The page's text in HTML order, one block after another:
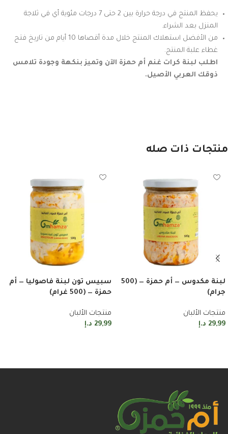
يحفظ المنتج في درجة حرارة بين 2 حتى 7 درجات مئوية أي في ثلاجة
المنزل بعد الشراء.
من الأفضل استهلاك المنتج خلال مدة أقصاها 10 أيام من تاريخ فتح
غطاء علبة المنتج.
اطلب لبنة كرات غنم أم حمزة الآن وتميز بنكهة وجودة تلامس
ذوقك العربي الأصيل.
منتجات ذات صله
لبنة مكدوس — أم حمزة — (500
جرام)
منتجات الألبان
29,99 د.إ
سبيس تون لبنة فاصوليا — أم
حمزة — (500 غرام)
منتجات الألبان
29,99 د.إ